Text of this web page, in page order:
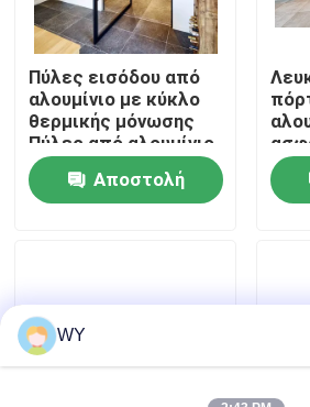
Γύρος εργοστασίων
Ποιοτικός έλεγχος
Μας ελάτε σε επαφή με
Πλακέτα από αλουμίνιο
Αλουμινένιο διπλό παράθυρο
Πύλες εισόδου από
αλουμίνιο με κύκλο
θερμικής μόνωσης
Πύλες από αλουμίνιο
με κύκλο
Αποστολή
τζάμι
WY